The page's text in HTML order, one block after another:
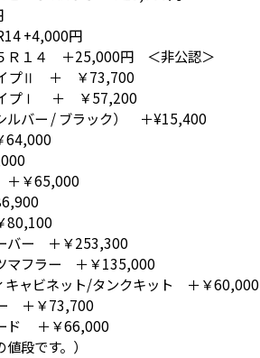
+4,000円
Ｒ１４ ＋25,000円 ＜非公認＞
イプⅡ ＋ ￥73,700
イプⅠ ＋ ￥57,200
ルバー / ブラック） ＋¥15,400
64,000
＋￥65,000
80,100
バー ＋￥253,300
マフラー ＋￥135,000
キャビネット/タンクキット ＋￥60,000
＋￥73,700
ド ＋￥66,000
段です。）